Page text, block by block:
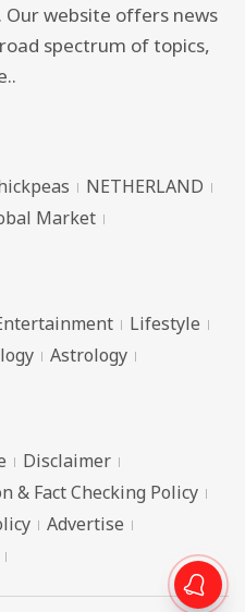
Our website offers news
spectrum of topics,
NETHERLAND
Market
Lifestyle
Astrology
Disclaimer
& Fact Checking Policy
Advertise